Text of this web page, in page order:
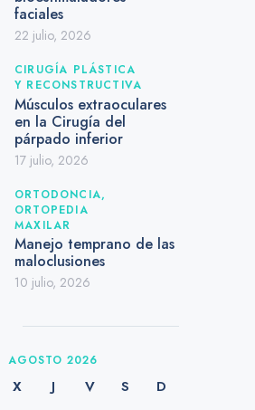
faciales
22 julio, 2026
CIRUGÍA PLÁSTICA
Y RECONSTRUCTIVA
Músculos extraoculares
en la Cirugía del
párpado inferior
17 julio, 2026
ORTODONCIA,
ORTOPEDIA
MAXILAR
Manejo temprano de las
maloclusiones
10 julio, 2026
AGOSTO 2026
X J V S
D